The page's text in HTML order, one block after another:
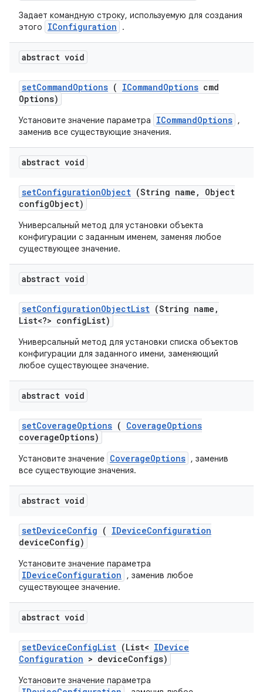
Задает командную строку, используемую для создания
этого
IConfiguration .
abstract void
setCommandOptions ( ICommandOptions cmd
Options)
Установите значение параметра ICommandOptions ,
заменив все существующие значения.
abstract void
setConfigurationObject (String name ,
Object
configObject)
Универсальный метод для установки объекта
конфигурации с заданным именем, заменяя любое
существующее значение.
abstract void
setConfigurationObjectList (String name ,
List<?> configList)
Универсальный метод для установки списка объектов
конфигурации для заданного имени, заменяющий
любое существующее значение.
abstract void
setCoverageOptions ( CoverageOptions
coverageOptions)
Установите значение CoverageOptions , заменив
все существующие значения.
abstract void
setDeviceConfig ( IDeviceConfiguration
deviceConfig)
Установите значение параметра
IDeviceConfiguration
, заменив любое
существующее значение.
abstract void
setDeviceConfigList (List< IDevice
Configuration > deviceConfigs)
Установите значение параметра